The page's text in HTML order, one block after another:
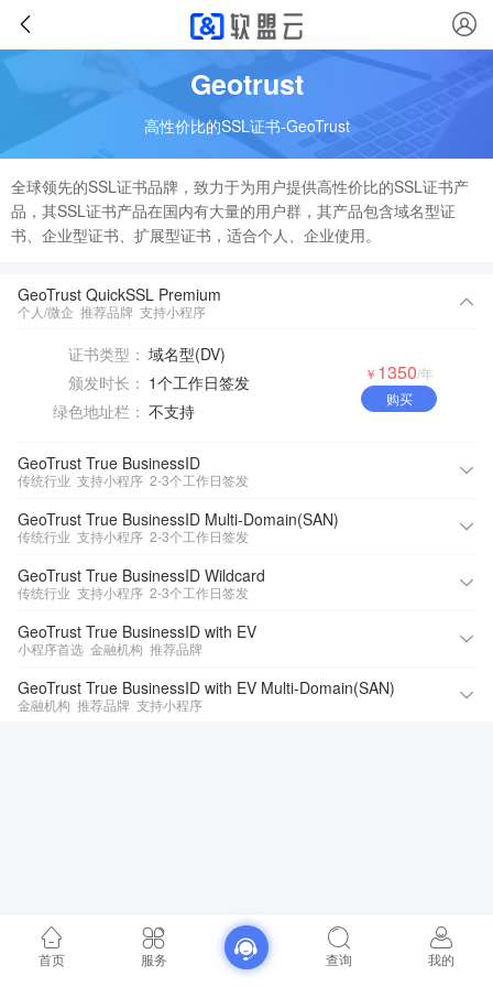
Geotrust
高性价比的SSL证书-GeoTrust
全球领先的SSL证书品牌，致力于为用户提供高性价比的SSL证书产
品，其SSL证书产品在国内有大量的用户群，其产品包含域名型证
书、企业型证书、扩展型证书，适合个人、企业使用。
GeoTrust QuickSSL Premium
个人/微企 推荐品牌 支持小程序
证书类型： 域名型(DV)
颁发时长： 1个工作日签发
绿色地址栏： 不支持
￥ 1350/年
购买
GeoTrust True BusinessID
传统行业 支持小程序 2-3个工作日签发
GeoTrust True BusinessID Multi-Domain(SAN)
传统行业 支持小程序 2-3个工作日签发
GeoTrust True BusinessID Wildcard
传统行业 支持小程序 2-3个工作日签发
GeoTrust True BusinessID with EV
小程序首选 金融机构 推荐品牌
GeoTrust True BusinessID with EV Multi-Domain(SAN)
金融机构 推荐品牌 支持小程序
首页 服务 查询 我的